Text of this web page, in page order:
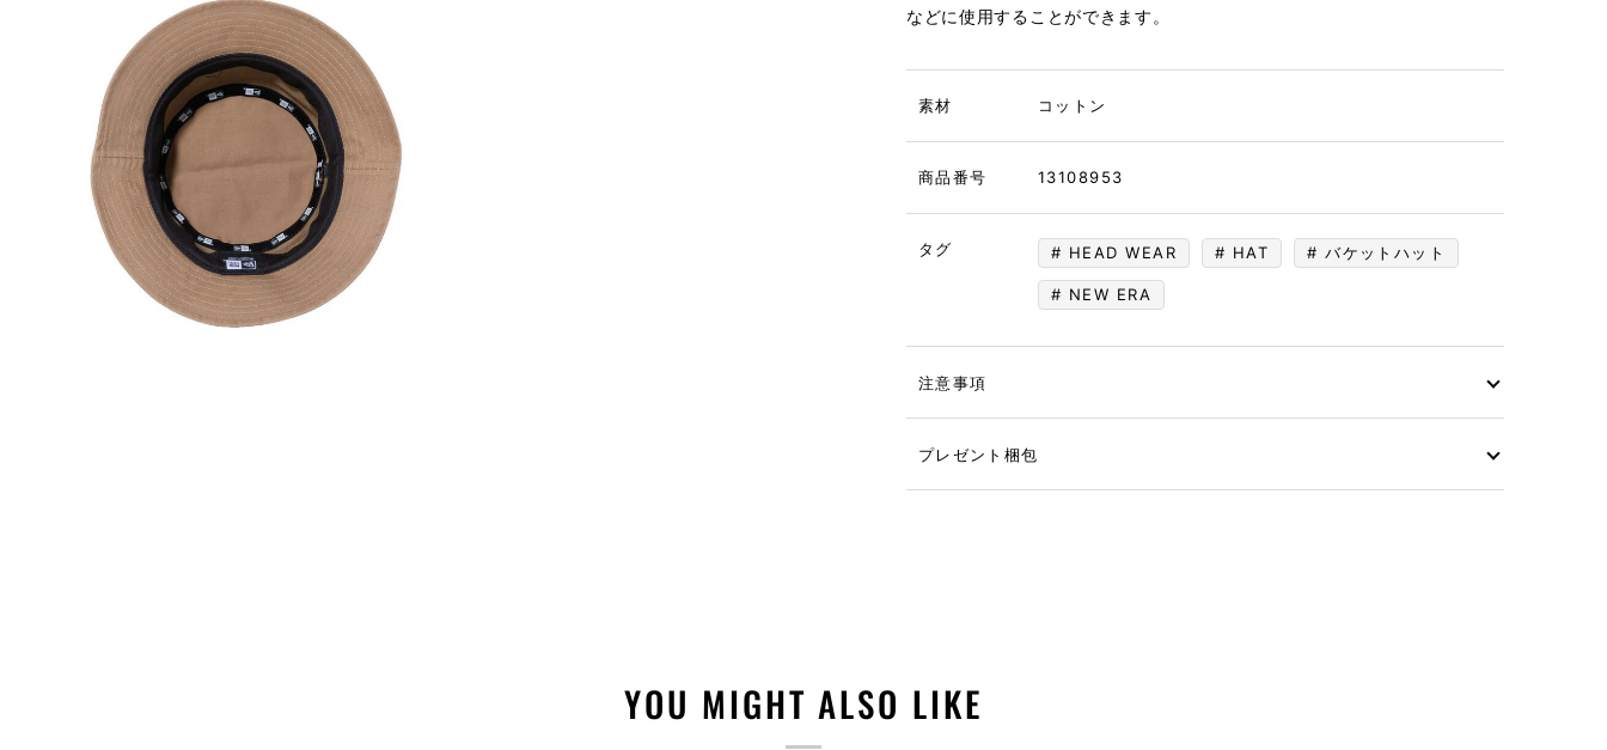
などに使用することができます。
素材 コットン
商品番号 13108953
タグ HEAD WEAR HAT バケットハット
NEW ERA
注意事項
プレゼント梱包
YOU MIGHT ALSO LIKE